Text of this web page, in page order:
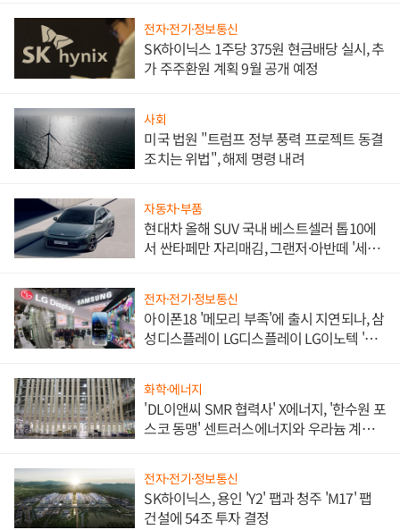
전자·전기·정보통신
SK하이닉스 1주당 375원 현금배당 실시, 추
가 주주환원 계획 9월 공개 예정
사회
미국 법원 "트럼프 정부 풍력 프로젝트 동결
조치는 위법", 해제 명령 내려
자동차·부품
현대차 올해 SUV 국내 베스트셀러 톱10에
서 싼타페만 자리매김, 그랜저·아반떼 '세단
전자·전기·정보통신
아이폰18 '메모리 부족'에 출시 지연되나, 삼
성디스플레이 LG디스플레이 LG이노텍 '탈
화학·에너지
'DL이앤씨 SMR 협력사' X에너지, '한수원 포
스코 동맹' 센트러스에너지와 우라늄 계약
전자·전기·정보통신
SK하이닉스, 용인 'Y2' 팹과 청주 'M17' 팹
건설에 54조 투자 결정